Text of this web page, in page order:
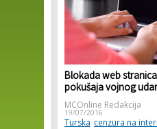
Blokada web
pokušaja vojnog
MCOnline Redakcija
19/07/2016
Turska cenzura na